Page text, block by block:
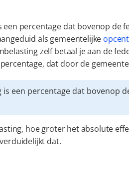
percentage dat bovenop de
als gemeentelijke
zelf betaal je aan de
dat door de
een percentage dat bovenop
hoe groter het absolute
dat.